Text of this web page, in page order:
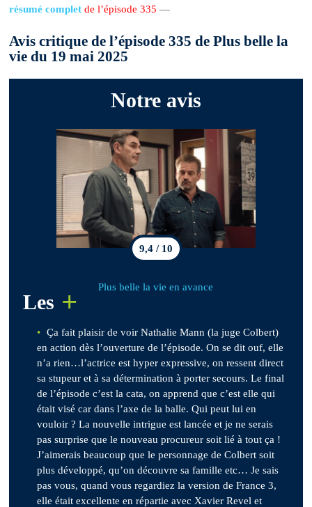
résumé complet de l’épisode 335 —
Avis critique de l’épisode 335 de Plus belle la
vie du 19 mai 2025
Notre avis
9,4 / 10
Plus belle la vie en avance
Les +
Ça fait plaisir de voir Nathalie Mann (la juge Colbert)
en action dès l’ouverture de l’épisode. On se dit ouf, elle
n’a rien…l’actrice est hyper expressive, on ressent direct
sa stupeur et à sa détermination à porter secours. Le final
de l’épisode c’est la cata, on apprend que c’est elle qui
était visé car dans l’axe de la balle. Qui peut lui en
vouloir ? La nouvelle intrigue est lancée et je ne serais
pas surprise que le nouveau procureur soit lié à tout ça !
J’aimerais beaucoup que le personnage de Colbert soit
plus développé, qu’on découvre sa famille etc… Je sais
pas vous, quand vous regardiez la version de France 3,
elle était excellente en répartie avec Xavier Revel et